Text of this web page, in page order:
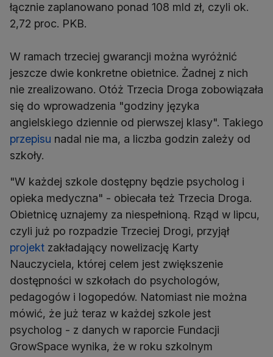
łącznie zaplanowano ponad 108 mld zł, czyli ok.
2,72 proc. PKB.
W ramach trzeciej gwarancji można wyróżnić
jeszcze dwie konkretne obietnice. Żadnej z nich
nie zrealizowano. Otóż Trzecia Droga zobowiązała
się do wprowadzenia "godziny języka
angielskiego dziennie od pierwszej klasy". Takiego
przepisu nadal nie ma, a liczba godzin zależy od
szkoły.
"W każdej szkole dostępny będzie psycholog i
opieka medyczna" - obiecała też Trzecia Droga.
Obietnicę uznajemy za niespełnioną. Rząd w lipcu,
czyli już po rozpadzie Trzeciej Drogi, przyjął
projekt zakładający nowelizację Karty
Nauczyciela, której celem jest zwiększenie
dostępności w szkołach do psychologów,
pedagogów i logopedów. Natomiast nie można
mówić, że już teraz w każdej szkole jest
psycholog - z danych w raporcie Fundacji
GrowSpace wynika, że w roku szkolnym